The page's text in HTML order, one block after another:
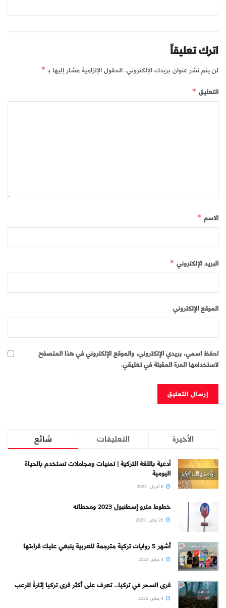
اترك تعليقاً
لن يتم نشر عنوان بريدك الإلكتروني. الحقول الإلزامية مشار إليها بـ *
التعليق *
الاسم *
البريد الإلكتروني *
الموقع الإلكتروني
احفظ اسمي، بريدي الإلكتروني، والموقع الإلكتروني في هذا المتصفح
لاستخدامها المرة المقبلة في تعليقي.
شائع التعليقات الأخيرة
أدعية باللغة التركية | تمنيات ومجاملات تستخدم بالحياة
اليومية
خطوط مترو إسطنبول 2023 ومحطاته
أشهر 5 روايات تركية مترجمة للعربية ينبغي عليك قراءتها
قرى السحر في تركيا.. تعرف على أكثر قرى تركيا إثارةً للرعب